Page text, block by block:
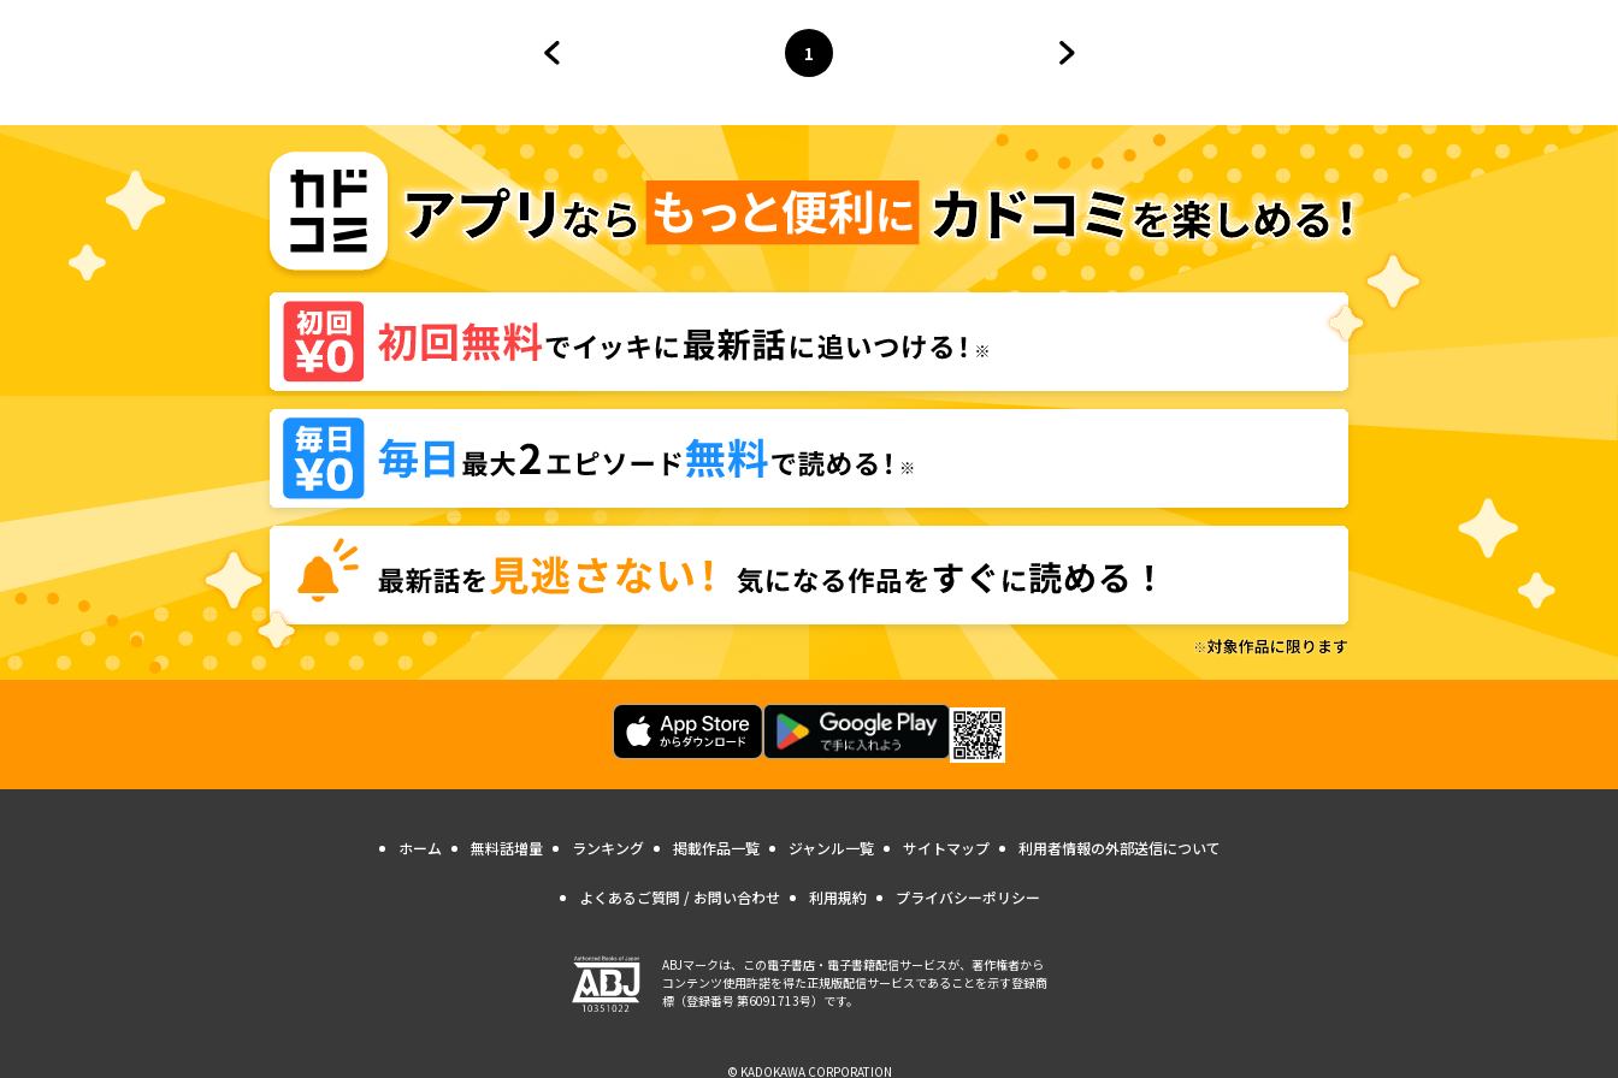
ページ
1
へ
ホーム 無料話増量 ランキング 掲載作品一覧 ジャンル一覧 サイトマップ 利用者情報の外部送信について
よくあるご質問 / お問い合わせ 利用規約 プライバシーポリシー
ABJマークは、この電子書店・電子書籍配信サービスが、著作権者から
コンテンツ使用許諾を得た正規版配信サービスであることを示す登録商
標（登録番号 第6091713号）です。
© KADOKAWA CORPORATION